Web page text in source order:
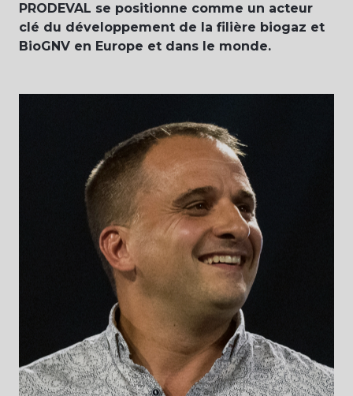
PRODEVAL se positionne comme un acteur
clé du développement de la filière biogaz et
BioGNV en Europe et dans le monde.